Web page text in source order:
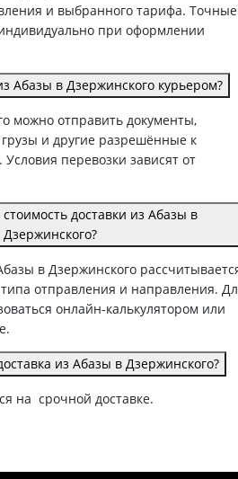
и выбранного тарифа. Точные
при оформлении
Абазы в Дзержинского курьером?
можно отправить документы,
и другие разрешённые к
перевозки зависят от
доставки из Абазы в
Дзержинского?
в Дзержинского
типа отправления и направления.
онлайн-калькулятором или
из Абазы в Дзержинского?
на срочной доставке.